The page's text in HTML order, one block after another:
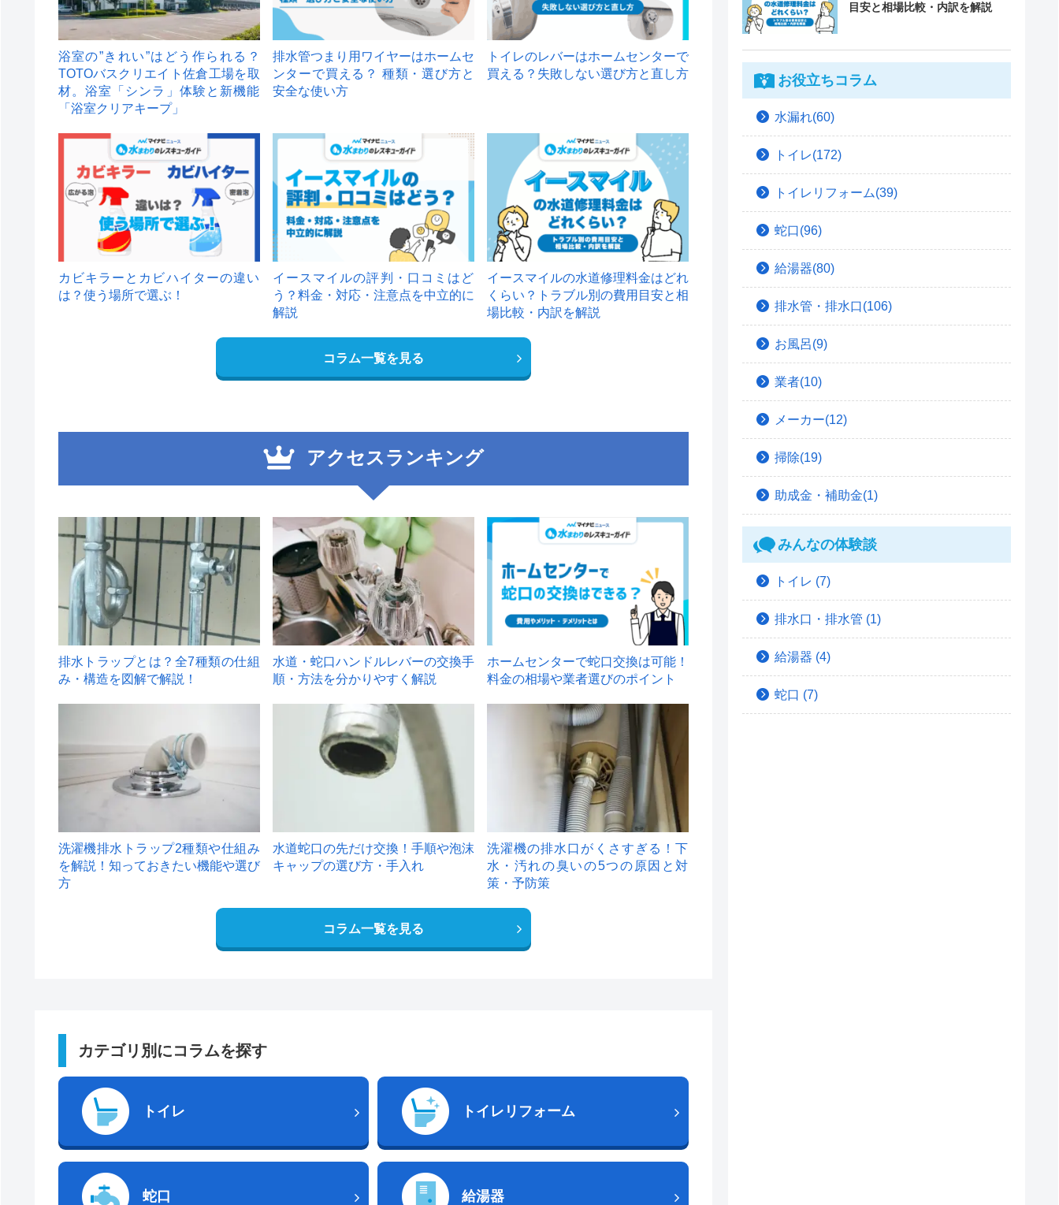
浴室の”きれい”はどう作られる？
TOTOバスクリエイト佐倉工場を取
材。浴室「シンラ」体験と新機能
「浴室クリアキープ」
排水管つまり用ワイヤーはホームセ
ンターで買える？ 種類・選び方と
安全な使い方
トイレのレバーはホームセンターで
買える？失敗しない選び方と直し方
カビキラーとカビハイターの違い
は？使う場所で選ぶ！
イースマイルの評判・口コミはど
う？料金・対応・注意点を中立的に
解説
イースマイルの水道修理料金はどれ
くらい？トラブル別の費用目安と相
場比較・内訳を解説
コラム一覧を見る
アクセスランキング
1
排水トラップとは？全7種類の仕組
み・構造を図解で解説！
2
水道・蛇口ハンドルレバーの交換手
順・方法を分かりやすく解説
ホームセンターで蛇口交換は可能！
料金の相場や業者選びのポイント
洗濯機排水トラップ2種類や仕組み
を解説！知っておきたい機能や選び
方
水道蛇口の先だけ交換！手順や泡沫
キャップの選び方・手入れ
洗濯機の排水口がくさすぎる！下
水・汚れの臭いの5つの原因と対
策・予防策
コラム一覧を見る
カテゴリ別にコラムを探す
トイレ トイレリフォーム
蛇口 給湯器
目安と相場比較・内訳を解説
お役立ちコラム
水漏れ(60)
トイレ(172)
トイレリフォーム(39)
蛇口(96)
給湯器(80)
排水管・排水口(106)
お風呂(9)
業者(10)
メーカー(12)
掃除(19)
助成金・補助金(1)
みんなの体験談
トイレ (7)
排水口・排水管 (1)
給湯器 (4)
蛇口 (7)